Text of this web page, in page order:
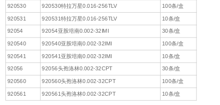
920530 920530特拉万星0.016-256TLV 100条/盒
920531 920531特拉万星0.016-256TLV
10条/盒
92054
92054亚胺培南0.002-32IMI 30条/盒
920540 920540亚胺培南0.002-32IMI 100条/盒
920541 920541亚胺培南0.002-32IMI 10条/盒
92056 92056头孢洛林0.002-32CPT
30条/盒
920560
920560头孢洛林0.002-32CPT 100条/盒
920561 920561头孢洛林0.002-32CPT 10条/盒